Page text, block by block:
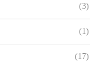
(3)
(1)
(17)